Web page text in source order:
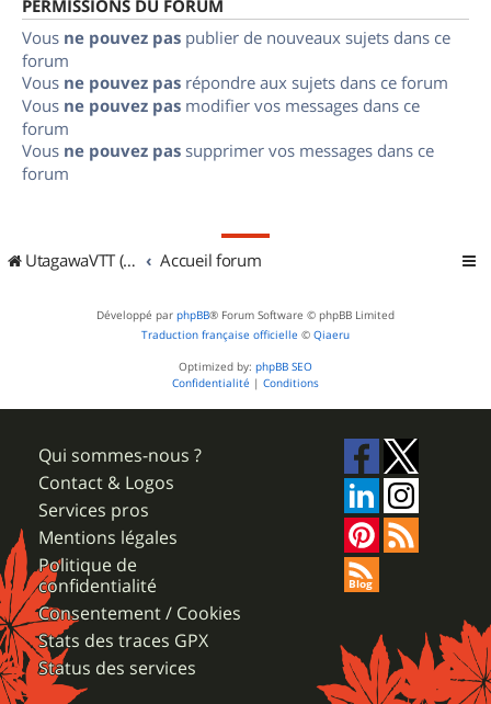
PERMISSIONS DU FORUM
Vous ne pouvez pas publier de nouveaux sujets dans ce
forum
Vous ne pouvez pas répondre aux sujets dans ce forum
Vous ne pouvez pas modifier vos messages dans ce
forum
Vous ne pouvez pas supprimer vos messages dans ce
forum
UtagawaVTT (Randos VTT et VTTAE avec traces GPS) Accueil forum
Développé par phpBB® Forum Software © phpBB Limited
Traduction française officielle © Qiaeru
Optimized by: phpBB SEO
Confidentialité | Conditions
Qui sommes-nous ?
Contact & Logos
Services pros
Mentions légales
Politique de
confidentialité
Consentement / Cookies
Stats des traces GPX
Status des services